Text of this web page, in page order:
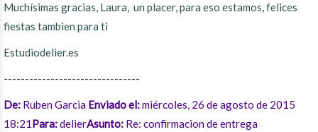
Muchísimas gracias, Laura, un placer, para eso estamos, felices
fiestas tambien para ti
Estudiodelier.es
--------------------------------
De: Ruben Garcia Enviado el:miércoles, 26 de agosto de 2015
18:21Para:delierAsunto: Re: confirmacion de entrega